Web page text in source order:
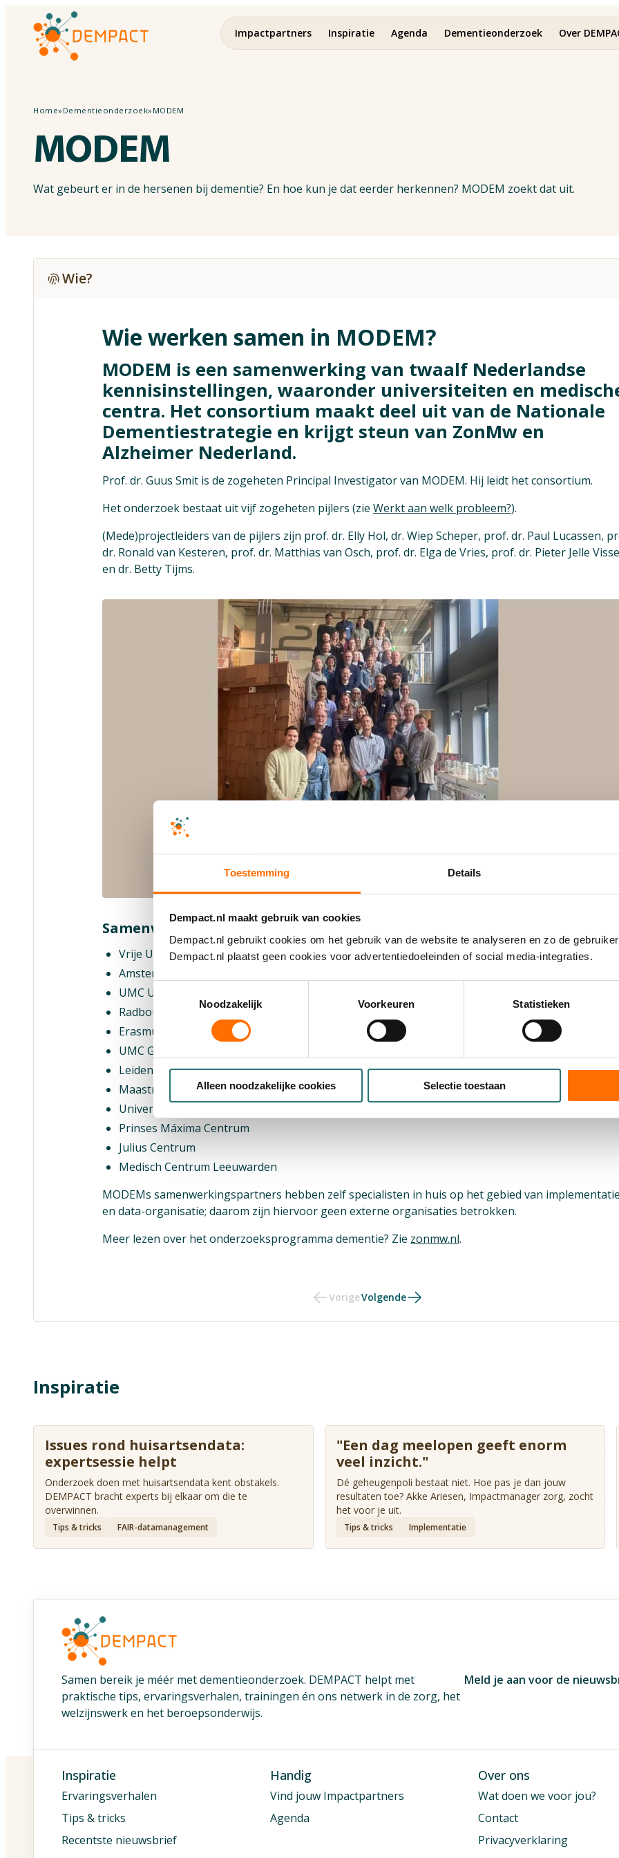
Toestemming Details
Dempact.nl maakt gebruik van cookies
Dempact.nl gebruikt cookies om het gebruik van de website te analyseren en zo de
Dempact.nl plaatst geen cookies voor advertentiedoeleinden of social media-integraties.
Toestemmingsselectie
Noodzakelijk
Voorkeuren Statistieken
Alleen noodzakelijke cookies Selectie toestaan
Impactpartners Inspiratie Agenda Dementieonderzoek Over
Home» Dementieonderzoek» MODEM
MODEM
Wat gebeurt er in de hersenen bij dementie? En hoe kun je dat eerder herkennen? MODEM zoekt dat uit.
Wie?
Wie werken samen in MODEM?
MODEM is een samenwerking van twaalf Nederlandse
kennisinstellingen, waaronder universiteiten en
centra. Het consortium maakt deel uit van de Nationale
Dementiestrategie en krijgt steun van ZonMw en
Alzheimer Nederland.
Prof. dr. Guus Smit is de zogeheten Principal Investigator van MODEM. Hij leidt het consortium.
Het onderzoek bestaat uit vijf zogeheten pijlers (zie Werkt aan welk probleem?).
(Mede)projectleiders van de pijlers zijn prof. dr. Elly Hol, dr. Wiep Scheper, prof. dr. Paul Lucassen,
dr. Ronald van Kesteren, prof. dr. Matthias van Osch, prof. dr. Elga de Vries, prof. dr. Pieter Jelle
en dr. Betty Tijms.
Samenwerkingspartners
Vrije Universiteit Amsterdam, hoofdaanvrager
Amsterdam UMC
UMC Utrecht
Radboud UMC
Erasmus MC
UMC Groningen
Leiden UMC
Maastricht Universiteit
Universiteit van Amsterdam
Prinses Máxima Centrum
Julius Centrum
Medisch Centrum Leeuwarden
MODEMs samenwerkingspartners hebben zelf specialisten in huis op het gebied van
en data-organisatie; daarom zijn hiervoor geen externe organisaties betrokken.
Meer lezen over het onderzoeksprogramma dementie? Zie zonmw.nl.
VorigeVolgende
Inspiratie
Issues rond huisartsendata:
expertsessie helpt
Onderzoek doen met huisartsendata kent obstakels.
DEMPACT bracht experts bij elkaar om die te
overwinnen.
Tips & tricks FAIR-datamanagement
"Een dag meelopen geeft enorm
veel inzicht."
Dé geheugenpoli bestaat niet. Hoe pas je dan jouw
resultaten toe? Akke Ariesen, Impactmanager zorg, zocht
het voor je uit.
Tips & tricks Implementatie
Samen bereik je méér met dementieonderzoek. DEMPACT helpt met
praktische tips, ervaringsverhalen, trainingen én ons netwerk in de zorg, het
welzijnswerk en het beroepsonderwijs.
Meld je aan voor de
Inspiratie
Ervaringsverhalen
Tips & tricks
Recentste nieuwsbrief
Handig
Vind jouw Impactpartners
Agenda
Over ons
Wat doen we voor jou?
Contact
Privacyverklaring